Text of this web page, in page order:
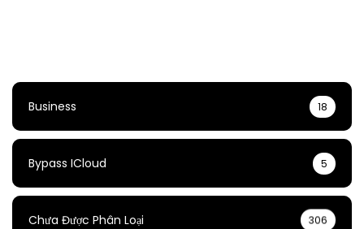
Business 18
Bypass ICloud 5
Chưa Được Phân Loại 306